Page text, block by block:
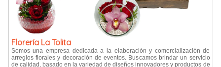
Florería La Tolita
Somos una empresa dedicada a la elaboración y comercialización de
arreglos florales y decoración de eventos. Buscamos brindar un servicio
de calidad, basado en la variedad de diseños innovadores y productos de